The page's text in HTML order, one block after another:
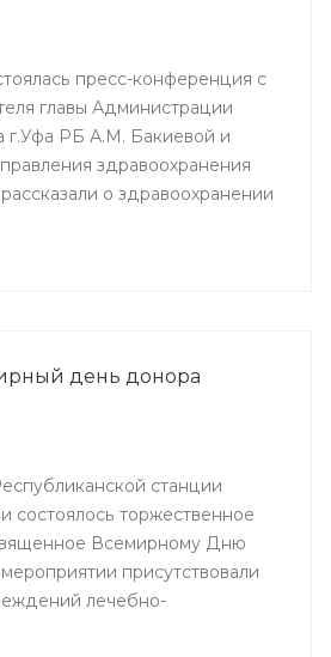
пресс-конференция с
главы Администрации
г.Уфа РБ А.М. Бакиевой и
здравоохранения
о здравоохранении
Республики Башкортостан по
день донора
станции
состоялось торжественное
Всемирному Дню
присутствовали
лечебно-